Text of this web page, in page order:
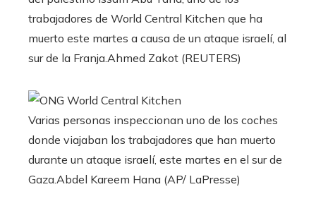
trabajadores de World Central Kitchen que ha
muerto este martes a causa de un ataque israelí, al
sur de la Franja. Ahmed Zakot (REUTERS)
Varias personas inspeccionan uno de los coches
donde viajaban los trabajadores que han muerto
durante un ataque israelí, este martes en el sur de
Gaza. Abdel Kareem Hana (AP/ LaPresse)